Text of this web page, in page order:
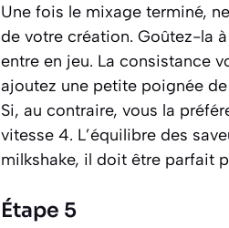
Une fois le mixage terminé,
de votre création. Goûtez-la
entre en jeu. La consistance
ajoutez une petite poignée
Si, au contraire, vous la
vitesse 4. L’équilibre des
milkshake, il doit être parfait
Étape 5